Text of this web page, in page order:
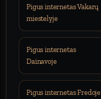
Pigus internetas Vakarų
miestelyje
Pigus internetas
Dainavoje
Pigus internetas Fredoje